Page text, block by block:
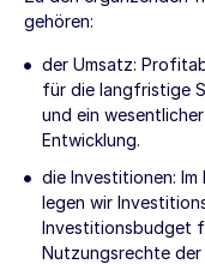
gehören:
der Umsatz:
für die langfristige
und ein
Entwicklung.
die Investitionen:
legen wir
Investitionsbudget
Nutzungsrechte der